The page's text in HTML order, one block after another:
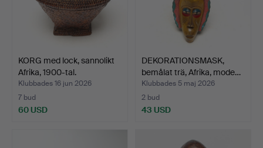
KORG med lock, sannolikt
Afrika, 1900-tal.
Klubbades 16 jun 2026
7 bud
60 USD
DEKORATIONSMASK,
bemålat trä, Afrika, mode…
Klubbades 5 maj 2026
2 bud
43 USD